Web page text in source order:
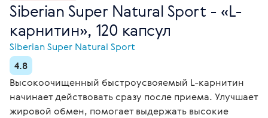
Siberian Super Natural Sport - «L-
карнитин», 120 капсул
Siberian Super Natural Sport
4.8
Высокоочищенный быстроусвояемый L-карнитин
начинает действовать сразу после приема. Улучшает
жировой обмен, помогает выдержать высокие